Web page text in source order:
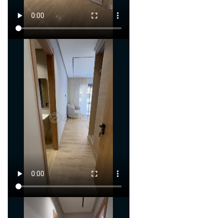
con vistas al exterior
- Precio: 13.500 DH/m²
**Fase 2 (entrega en 1 año):**
- 65 m² y 70 m² con vistas a la
piscina
- Precio: 14.000 DH/m²
**Fase 3 (entrega en 2 años):**
- Disponibilidades entre 60 m²
**Características del
proyecto:**
- Residencia segura con